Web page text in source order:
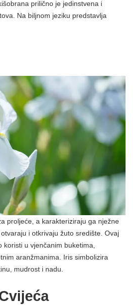
prilično je jedinstvena i
Na biljnom jeziku predstavlja
proljeće, a karakteriziraju ga nježne
i otkrivaju žuto središte. Ovaj
u vjenčanim buketima,
aranžmanima. Iris simbolizira
mudrost i nadu.